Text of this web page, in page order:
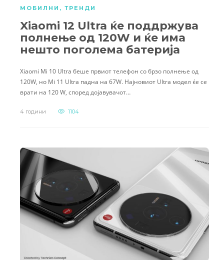
МОБИЛНИ , ТРЕНДИ
Xiaomi 12 Ultra ќе поддржува
полнење од 120W и ќе има
нешто поголема батерија
Xiaomi Mi 10 Ultra беше првиот телефон со брзо полнење од
120W, но Mi 11 Ultra падна на 67W. Најновиот Ultra модел ќе се
врати на 120 W, според дојавувачот…
4 години 1104